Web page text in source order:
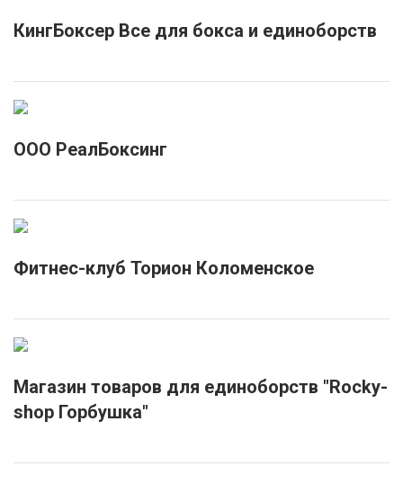
КингБоксер Все для бокса и единоборств
ООО РеалБоксинг
Фитнес-клуб Торион Коломенское
Магазин товаров для единоборств "Rocky-
shop Горбушка"